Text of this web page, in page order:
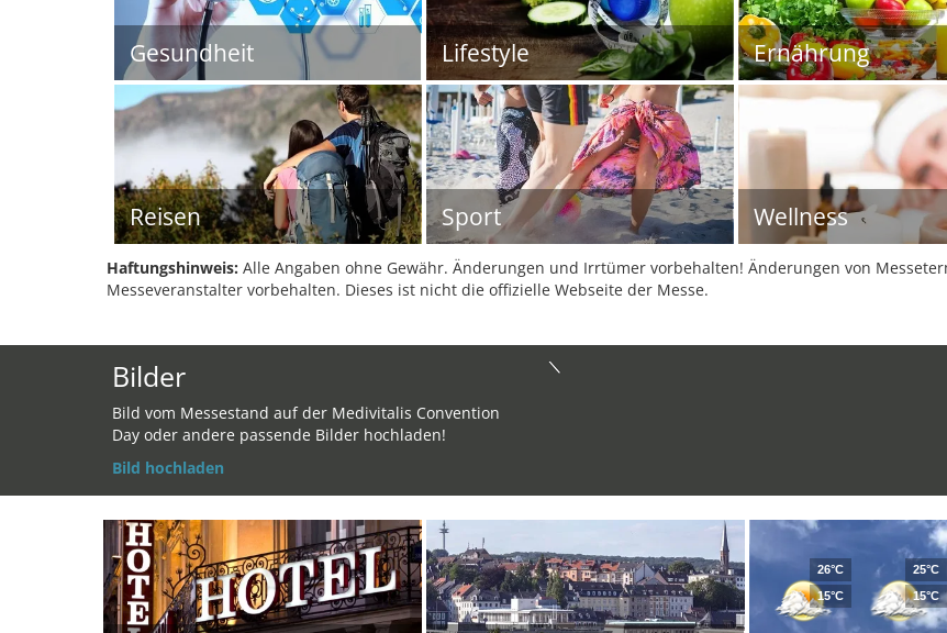
Gesundheit Lifestyle Ernährung
Reisen Sport Wellness
Haftungshinweis: Alle Angaben ohne Gewähr. Änderungen und Irrtümer vorbehalten! Änderungen von
Messeveranstalter vorbehalten. Dieses ist nicht die offizielle Webseite der Messe.
Bilder
Bild vom Messestand auf der Medivitalis Convention
Day oder andere passende Bilder hochladen!
Bild hochladen
26°C
15°C
25°C
15°C